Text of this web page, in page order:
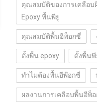
คุณสมบัติของการเคลือ
Epoxy พื้นพียู
คุณสมบัติพื้นอีพ็อกซี่
ตั้งพื้น epoxy ตั้งพื้นพี
ทำไมต้องพื้นอีพ๊อกซี่
ผลงานการเคลือบพื้นอีพ็